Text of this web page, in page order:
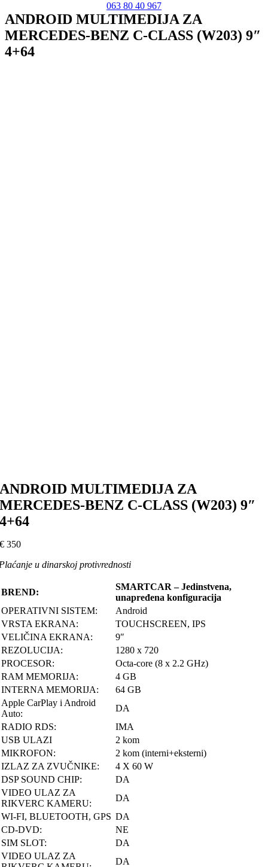
063 80 40 967
ANDROID MULTIMEDIJA ZA
MERCEDES-BENZ C-CLASS (W203) 9″
4+64
ANDROID MULTIMEDIJA ZA
MERCEDES-BENZ C-CLASS (W203) 9″
4+64
€ 350
u dinarskoj protivrednosti
BREND:
SMARTCAR – Jedinstvena,
unapređena konfiguracija
OPERATIVNI SISTEM:
Android
VRSTA EKRANA:
TOUCHSCREEN, IPS
VELIČINA EKRANA:
9″
REZOLUCIJA:
1280 x 720
PROCESOR:
Octa-core (8 x 2.2 GHz)
RAM MEMORIJA:
4 GB
INTERNA MEMORIJA:
64 GB
Apple CarPlay i Android
Auto:
DA
RADIO RDS:
IMA
USB ULAZI
2 kom
MIKROFON:
2 kom (interni+eksterni)
IZLAZ ZA ZVUČNIKE:
4 X 60 W
DSP SOUND CHIP:
DA
VIDEO ULAZ ZA
RIKVERC KAMERU:
DA
WI-FI, BLUETOOTH, GPS DA
CD-DVD:
NE
SIM SLOT:
DA
VIDEO ULAZ ZA
DA